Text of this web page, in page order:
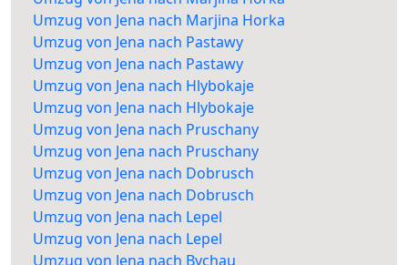
Umzug von Jena nach Marjina Horka
Umzug von Jena nach Pastawy
Umzug von Jena nach Pastawy
Umzug von Jena nach Hlybokaje
Umzug von Jena nach Hlybokaje
Umzug von Jena nach Pruschany
Umzug von Jena nach Pruschany
Umzug von Jena nach Dobrusch
Umzug von Jena nach Dobrusch
Umzug von Jena nach Lepel
Umzug von Jena nach Lepel
Umzug von Jena nach Bychau